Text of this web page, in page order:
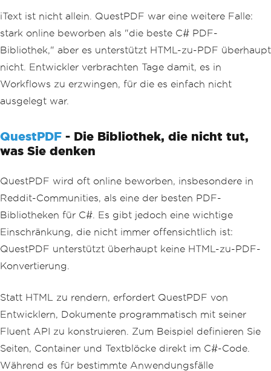
iText ist nicht allein. QuestPDF war eine weitere Falle:
stark online beworben als "die beste C# PDF-
Bibliothek," aber es unterstützt HTML-zu-PDF überhaupt
nicht. Entwickler verbrachten Tage damit, es in
Workflows zu erzwingen, für die es einfach nicht
ausgelegt war.
QuestPDF - Die Bibliothek, die nicht tut,
was Sie denken
QuestPDF wird oft online beworben, insbesondere in
Reddit-Communities, als eine der besten PDF-
Bibliotheken für C#. Es gibt jedoch eine wichtige
Einschränkung, die nicht immer offensichtlich ist:
QuestPDF unterstützt überhaupt keine HTML-zu-PDF-
Konvertierung.
Statt HTML zu rendern, erfordert QuestPDF von
Entwicklern, Dokumente programmatisch mit seiner
Fluent API zu konstruieren. Zum Beispiel definieren Sie
Seiten, Container und Textblöcke direkt im C#-Code.
Während es für bestimmte Anwendungsfälle